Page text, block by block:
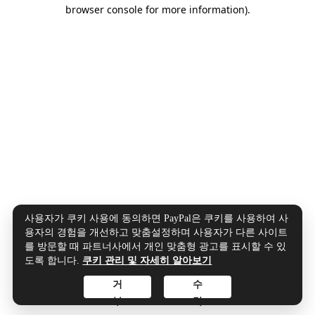
browser console for more information).
사용자가 쿠키 사용에 동의하면 PayPal은 쿠키를 사용하여 사
용자의 경험을 개선하고 맞춤설정하며 사용자가 다른 사이트
를 방문할 때 파트너사에서 개인 맞춤형 광고를 표시할 수 있
도록 합니다. 쿠키 관리 및 자세히 알아보기
수
락
거
부